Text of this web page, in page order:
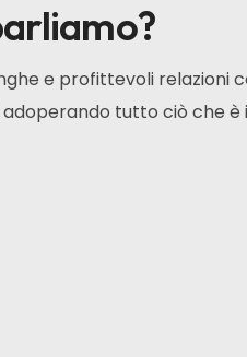
e profittevoli relazioni
tutto ciò che